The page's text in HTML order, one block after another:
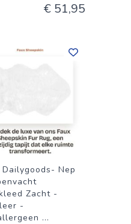
€ 51,95
Nep
Zacht -
-
...